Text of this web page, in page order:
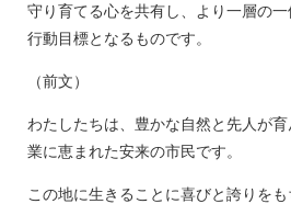
守り育てる心を共有し、より一層の
行動目標となるものです。
（前文）
わたしたちは、豊かな自然と先人が
業に恵まれた安来の市民です。
この地に生きることに喜びと誇りを